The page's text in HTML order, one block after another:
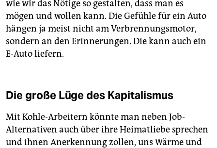
wie wir das Nötige so gestalten, dass man es
mögen und wollen kann. Die Gefühle für ein Auto
hängen ja meist nicht am Verbrennungsmotor,
sondern an den Erinnerungen. Die kann auch ein
E-Auto liefern.
Die große Lüge des Kapitalismus
Mit Kohle-Arbeitern könnte man neben Job-
Alternativen auch über ihre Heimatliebe sprechen
und ihnen Anerkennung zollen, uns Wärme und